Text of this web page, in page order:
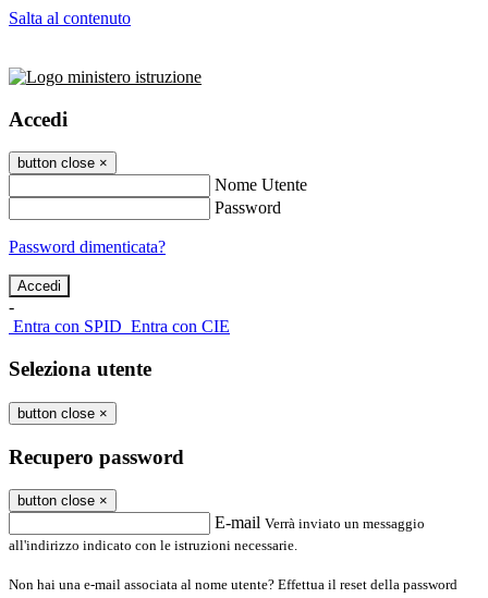
Salta al contenuto
Accedi
button close ×
Nome Utente
Password
Password dimenticata?
-
Entra con SPID Entra con CIE
Seleziona utente
button close ×
Recupero password
button close ×
E-mail Verrà inviato un messaggio
all'indirizzo indicato con le istruzioni necessarie.
Non hai una e-mail associata al nome utente? Effettua il reset della password